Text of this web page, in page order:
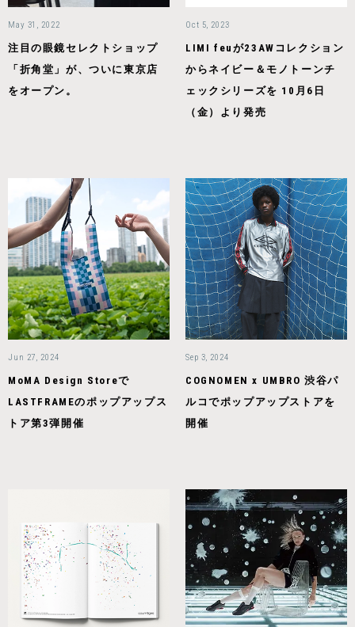
May 31, 2022
注目の眼鏡セレクトショップ
「折角堂」が、ついに東京店
をオープン。
Oct 5, 2023
LIMI feuが23AWコレクション
からネイビー＆モノトーンチ
ェックシリーズを 10月6日
（金）より発売
Jun 27, 2024
MoMA Design Storeで
LASTFRAMEのポップアップス
トア第3弾開催
Sep 3, 2024
COGNOMEN x UMBRO 渋谷パ
ルコでポップアップストアを
開催